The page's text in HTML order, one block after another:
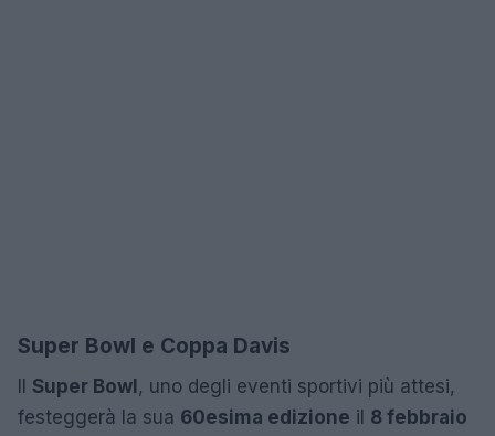
Super Bowl e Coppa Davis
Super Bowl , uno degli eventi sportivi più attesi,
festeggerà la sua 60esima edizione il 8 febbraio